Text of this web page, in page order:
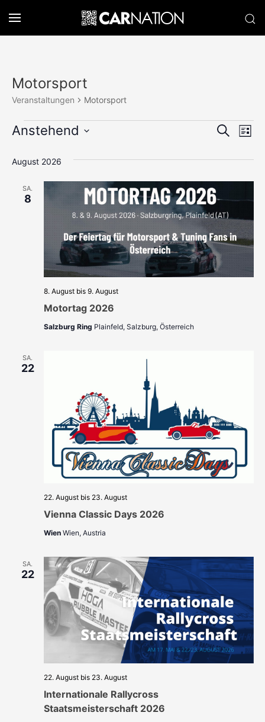
Motorsport
Veranstaltungen Motorsport
Veranstaltungen SucheListe
Anstehend
wählen.
August 2026
SA.
8
Motortag 2026
8. Augustbis 9. August
Salzburg Ring Plainfeld, Salzburg, Österreich
SA.
22
Vienna Classic Days 2026
22. Augustbis 23. August
Wien Wien, Austria
SA.
22
Internationale Rallycross
Staatsmeisterschaft 2026
22. Augustbis 23. August